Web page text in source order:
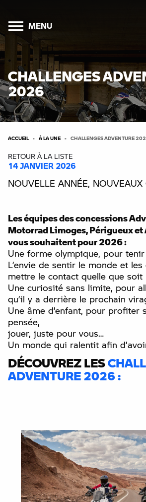
MENU
CHALLENGES
2026
ACCUEIL À LA UNE CHALLENGES ADVENTURE
RETOUR À LA LISTE
14 JANVIER 2026
NOUVELLE ANNÉE, NOUVEAUX
Les équipes des concessions
Motorrad Limoges, Périgueux et
vous souhaitent pour 2026 :
Une forme olympique, pour
L’envie de sentir le monde et
mettre le contact quelle que soit
Une curiosité sans limite, pour
qu’il y a derrière le prochain
Une âme d’enfant, pour profiter
pensée,
jouer, juste pour vous…
Un monde qui ralentit afin
DÉCOUVREZ LES
ADVENTURE 2026 :